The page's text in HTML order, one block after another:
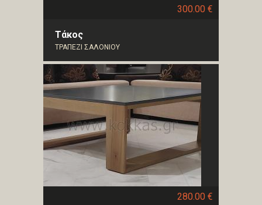
300.00 €
Τάκος
ΤΡΑΠΕΖΙ ΣΑΛΟΝΙΟΥ
280.00 €